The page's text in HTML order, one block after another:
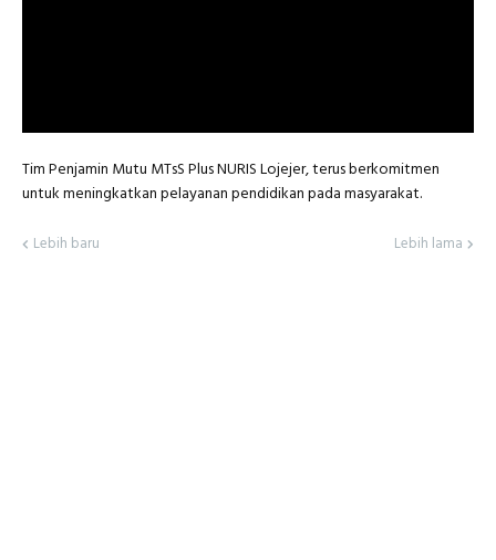
Tim Penjamin Mutu MTsS Plus NURIS Lojejer, terus berkomitmen
untuk meningkatkan pelayanan pendidikan pada masyarakat.
Lebih baru Lebih lama